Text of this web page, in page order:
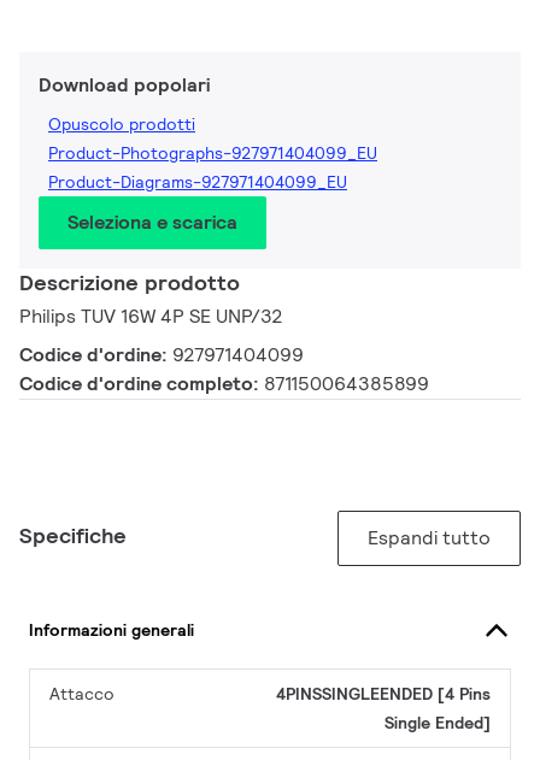
Download popolari
Opuscolo prodotti
Product-Photographs-927971404099_EU
Product-Diagrams-927971404099_EU
Seleziona e scarica
Descrizione prodotto
Philips TUV 16W 4P SE UNP/32
Codice d'ordine: 927971404099
Codice d'ordine completo: 871150064385899
Specifiche Espandi tutto
Informazioni generali
Attacco
4PINSSINGLEENDED [4 Pins
Single Ended]